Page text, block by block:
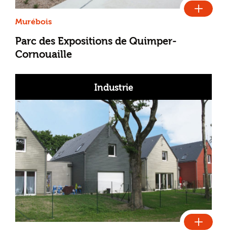
Murébois
Parc des Expositions de Quimper-
Cornouaille
Industrie